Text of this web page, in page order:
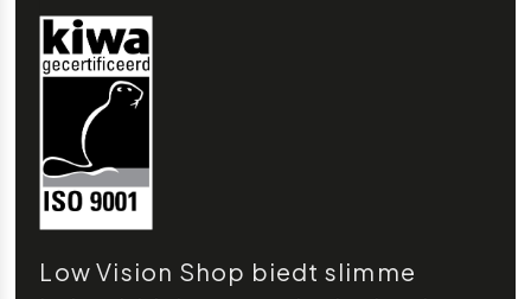
Low Vision Shop biedt slimme